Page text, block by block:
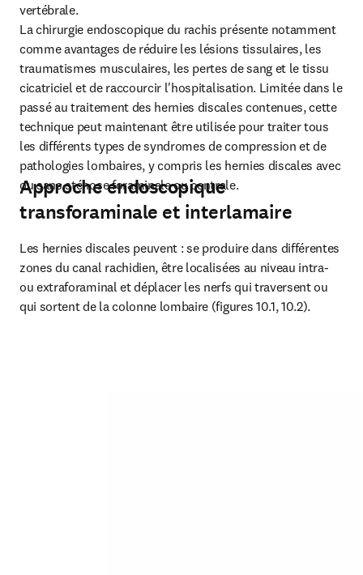
vertébrale.
La chirurgie endoscopique du rachis présente notamment
comme avantages de réduire les lésions tissulaires, les
traumatismes musculaires, les pertes de sang et le tissu
cicatriciel et de raccourcir l'hospitalisation. Limitée dans le
passé au traitement des hernies discales contenues, cette
technique peut maintenant être utilisée pour traiter tous
les différents types de syndromes de compression et de
pathologies lombaires, y compris les hernies discales avec
ou sans sténose foraminale ou centrale.
Approche endoscopique
transforaminale et interlamaire
Les hernies discales peuvent : se produire dans différentes
zones du canal rachidien, être localisées au niveau intra-
ou extraforaminal et déplacer les nerfs qui traversent ou
qui sortent de la colonne lombaire (figures 10.1, 10.2).